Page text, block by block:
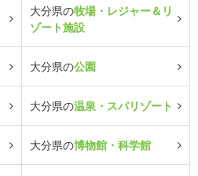
大分県の牧場・レジャー＆リ
ゾート施設
大分県の公園
大分県の温泉・スパリゾート
大分県の博物館・科学館